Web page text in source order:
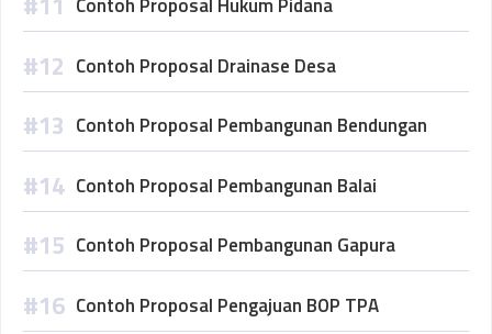
Contoh Proposal Hukum Pidana
Contoh Proposal Drainase Desa
Contoh Proposal Pembangunan Bendungan
Contoh Proposal Pembangunan Balai
Contoh Proposal Pembangunan Gapura
Contoh Proposal Pengajuan BOP TPA